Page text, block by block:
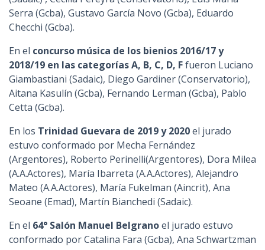
Serra (Gcba), Gustavo García Novo (Gcba), Eduardo
Checchi (Gcba).
En el concurso música de los bienios 2016/17 y
2018/19 en las categorías A, B, C, D, Ffueron Luciano
Giambastiani (Sadaic), Diego Gardiner (Conservatorio),
Aitana Kasulín (Gcba), Fernando Lerman (Gcba), Pablo
Cetta (Gcba).
En los Trinidad Guevara de 2019 y 2020el jurado
estuvo conformado por Mecha Fernández
(Argentores), Roberto Perinelli(Argentores), Dora Milea
(A.A.Actores), María Ibarreta (A.A.Actores), Alejandro
Mateo (A.A.Actores), María Fukelman (Aincrit), Ana
Seoane (Emad), Martín Bianchedi (Sadaic).
En el 64° Salón Manuel Belgranoel jurado estuvo
conformado por Catalina Fara (Gcba), Ana Schwartzman